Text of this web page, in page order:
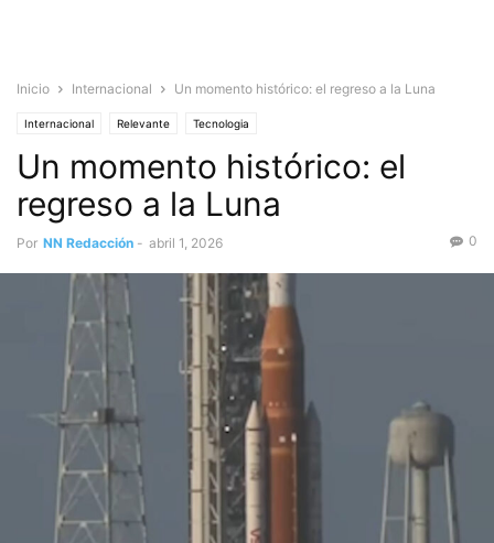
Inicio Internacional Un momento histórico: el regreso a la Luna
Internacional Relevante Tecnologia
Un momento histórico: el
regreso a la Luna
Por NN Redacción - abril 1, 2026 0